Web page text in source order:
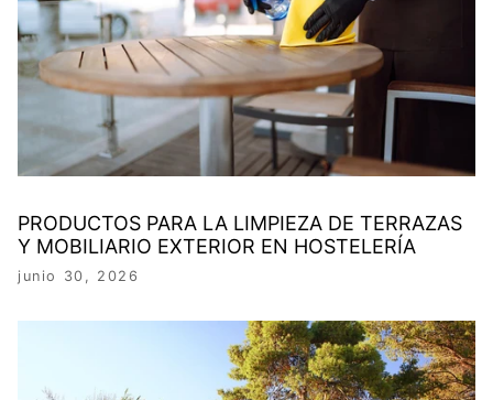
PRODUCTOS PARA LA LIMPIEZA DE TERRAZAS
Y MOBILIARIO EXTERIOR EN HOSTELERÍA
junio 30, 2026